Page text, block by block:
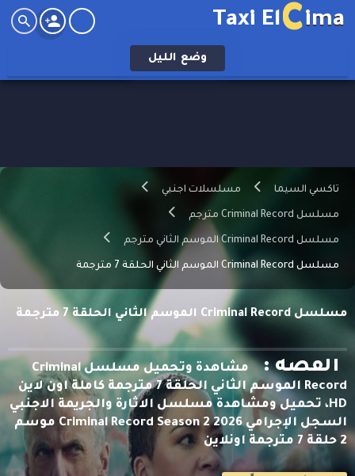
Taxi ElCima
وضع الليل
تاكسي السيما مسلسلات اجنبي
مسلسل Criminal Record مترجم
مسلسل Criminal Record الموسم الثاني مترجم
مسلسل Criminal Record الموسم الثاني الحلقة 7 مترجمة
مسلسل Criminal Record الموسم الثاني الحلقة 7 مترجمة
القصه :
مشاهدة وتحميل مسلسل Criminal
Record الموسم الثاني الحلقة 7 مترجمة كاملة اون لاين
HD، تحميل ومشاهدة مسلسل الاثارة والجريمة الاجنبي
السجل الإجرامي Criminal Record Season 2 2026 موسم
2 حلقة 7 مترجمة اونلاين